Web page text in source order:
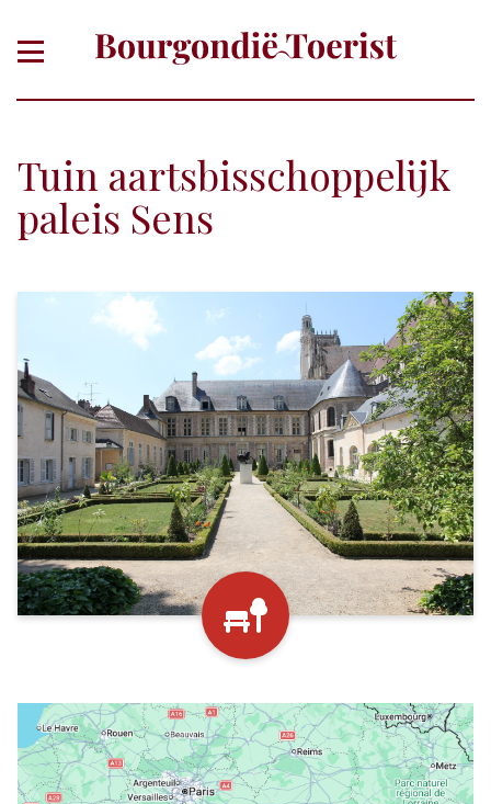
Tuin aartsbisschoppelijk
paleis Sens